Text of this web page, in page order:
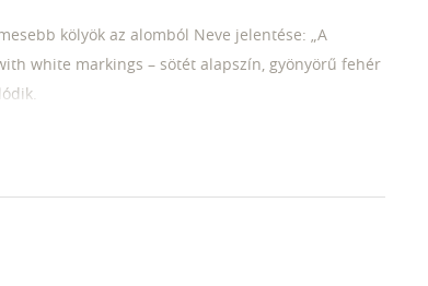
kölyök az alomból Neve jelentése: „A
white markings – sötét alapszín, gyönyörű fehér